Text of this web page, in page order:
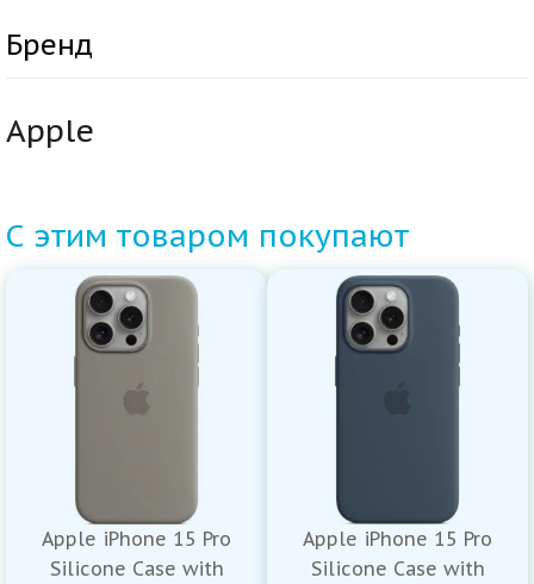
Бренд
Apple
С этим товаром покупают
Apple iPhone 15 Pro
Silicone Case with
Apple iPhone 15 Pro
Silicone Case with